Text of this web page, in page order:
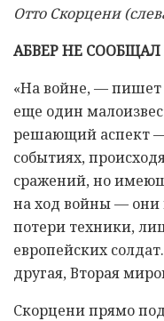
Отто Скорцени
АБВЕР НЕ
«На войне, — пишет
еще один
решающий аспект
событиях,
сражений, но
на ход войны — они
потери техники,
европейских
другая, Вторая
Скорцени прямо